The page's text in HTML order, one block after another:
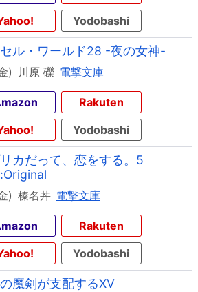
Yodobashi
ル・ワールド28 -夜の女神-
) 川原 礫 電撃文庫
Rakuten
Yodobashi
カだって、恋をする。5
) 榛名丼 電撃文庫
Rakuten
Yodobashi
魔剣が支配するXV